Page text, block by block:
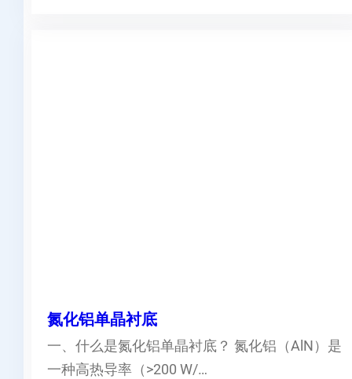
氮化铝单晶衬底
一、什么是氮化铝单晶衬底？ 氮化铝（AlN）是
一种高热导率（>200 W/…